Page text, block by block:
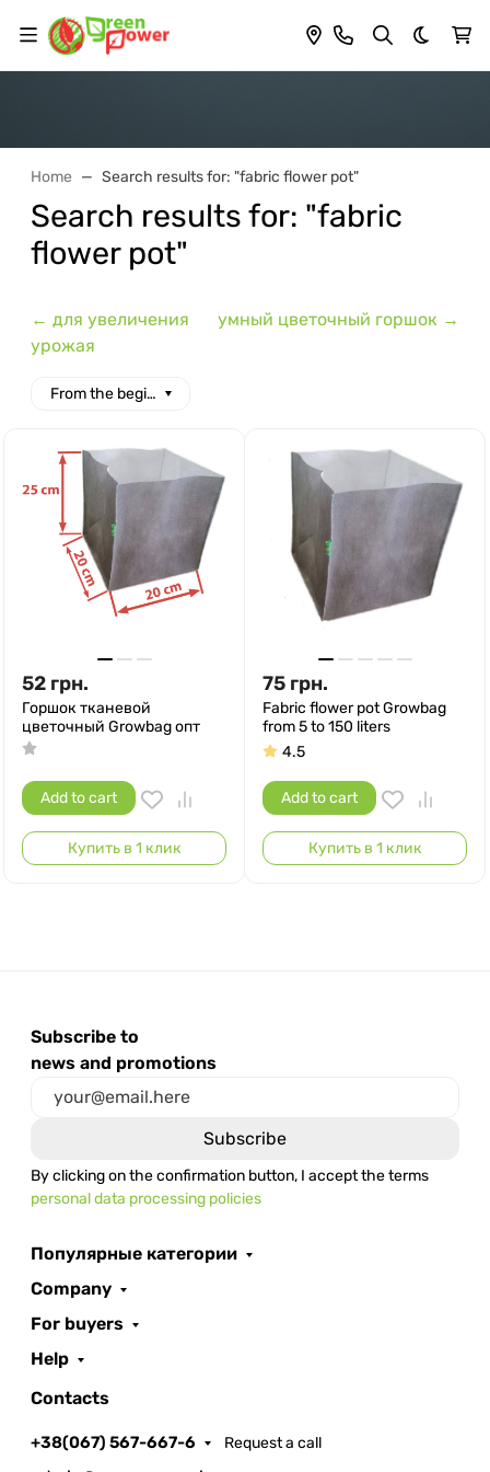
Dark
Home Search results for: "fabric flower pot"
Search results for: "fabric
flower pot"
умный цветочный горшок →
← для увеличения
урожая
From the beginning of the alphabet
52 грн.
Горшок тканевой
цветочный Growbag опт
Add to cart
Купить в 1 клик
75 грн.
Fabric flower pot Growbag
from 5 to 150 liters
4.5
Add to cart
Купить в 1 клик
Subscribe to
news and promotions
By clicking on the confirmation button, I accept the terms
personal data processing policies
Популярные категории
Company
For buyers
Help
Contacts
+38(067) 567-667-6 Request a call